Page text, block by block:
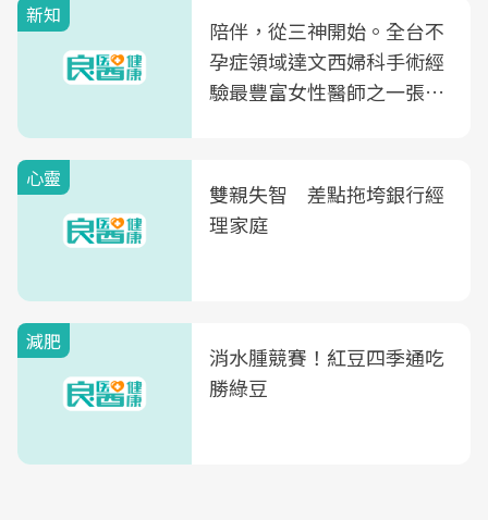
新知
陪伴，從三神開始。全台不
孕症領域達文西婦科手術經
驗最豐富女性醫師之一張永
光田醫院建構360度女性健
康照護生態圈
心靈
雙親失智 差點拖垮銀行經
理家庭
減肥
消水腫競賽！紅豆四季通吃
勝綠豆